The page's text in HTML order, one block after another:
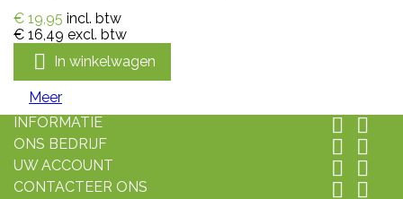
€ 19,95 incl. btw
€ 16,49 excl. btw
 In winkelwagen
Meer
INFORMATIE
 
ONS BEDRIJF  
UW ACCOUNT  
CONTACTEER ONS  